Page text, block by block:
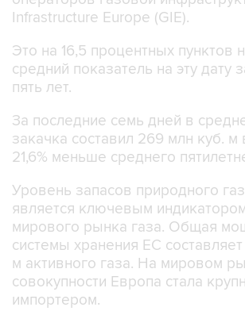
Infrastructure Europe (GIE).
Это на 16,5 процентных пунктов
средний показатель на эту дату
пять лет.
За последние семь дней в
закачка составил 269 млн куб. м
21,6% меньше среднего
Уровень запасов природного
является ключевым
мирового рынка газа. Общая
системы хранения ЕС
м активного газа. На мировом
совокупности Европа стала
импортером.